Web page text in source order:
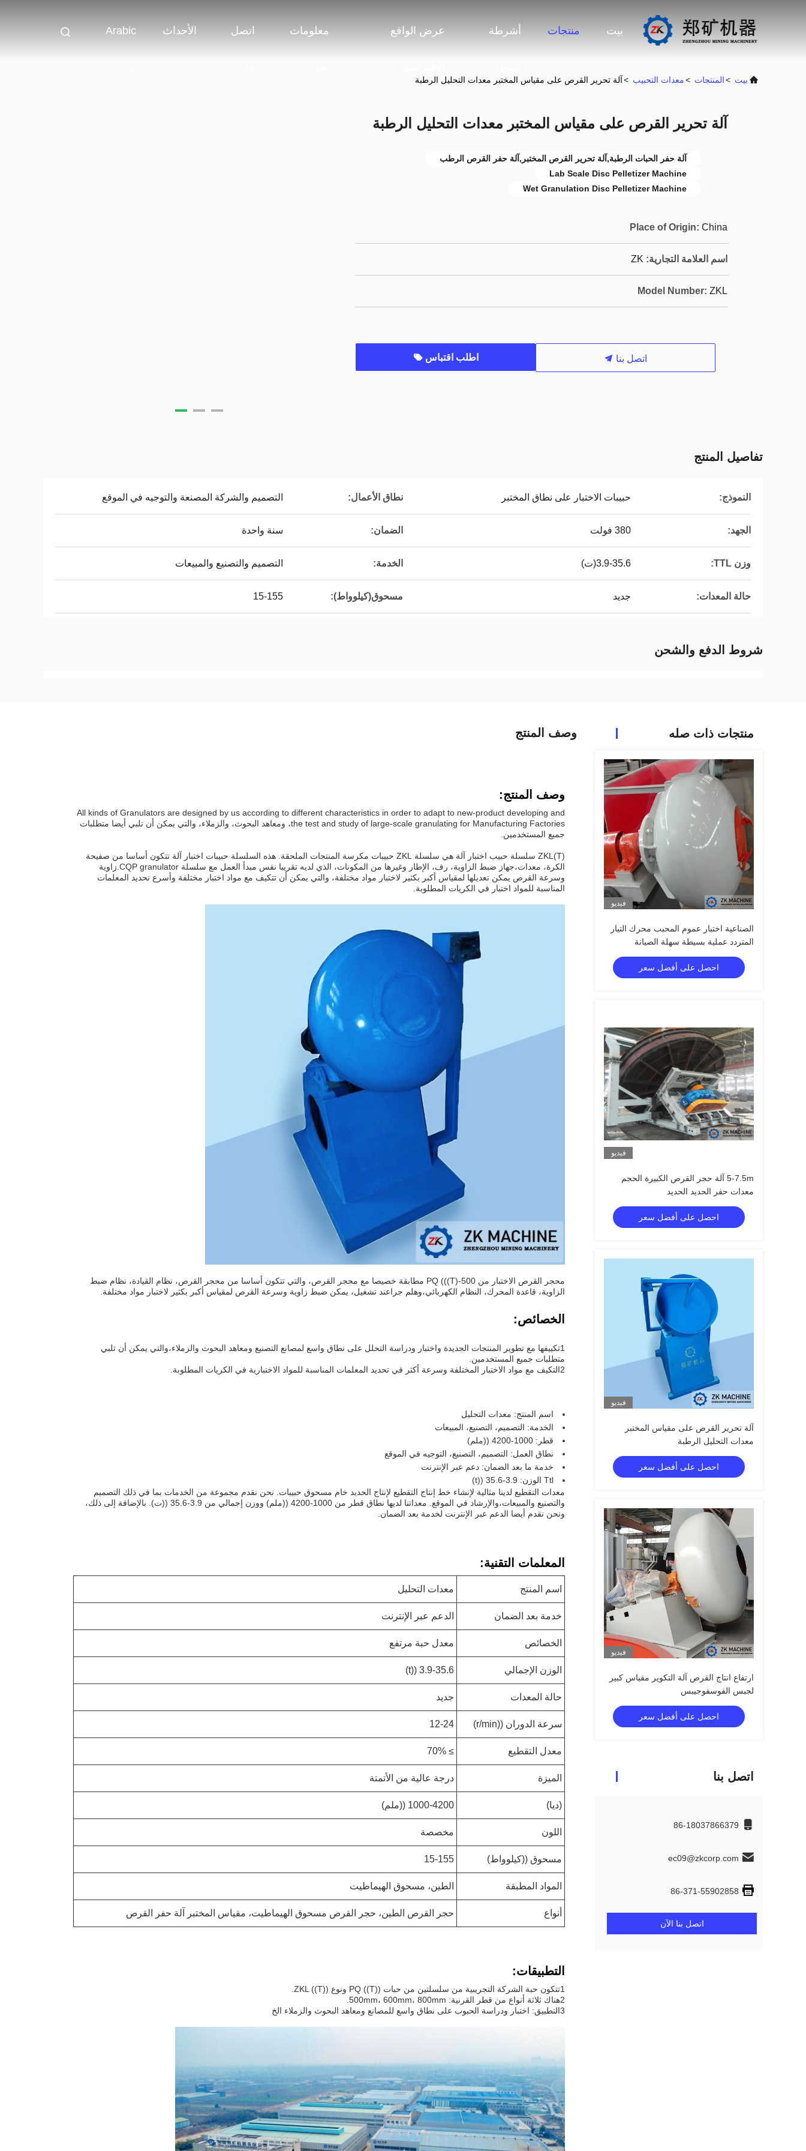
بيت منتجات أشرطة عرض الواقع معلومات اتصل الأحداث Arabic
بيت >المنتجات >معدات التحبيب >آلة تحرير القرص على مقياس المختبر معدات التحليل الرطبة
آلة تحرير القرص على مقياس المختبر معدات التحليل الرطبة
آلة حفر الحبات الرطبة,آلة تحرير القرص المختبر,آلة حفر القرص الرطب
Lab Scale Disc Pelletizer Machine
Wet Granulation Disc Pelletizer Machine
Place of Origin: China
اسم العلامة التجارية: ZK
Model Number: ZKL
اتصل بنا اطلب اقتباس
تفاصيل المنتج
النموذج: حبيبات الاختبار على نطاق المختبر نطاق الأعمال: التصميم والشركة المصنعة والتوجيه في الموقع
الجهد: 380 فولت الضمان: سنة واحدة
وزن TTL: 3.9-35.6(ت) الخدمة: التصميم والتصنيع والمبيعات
حالة المعدات: جديد مسحوق(كيلوواط): 15-155
شروط الدفع والشحن
منتجات ذات صله
فيديو
الصناعية اختبار عموم المحبب محرك التيار
المتردد عملية بسيطة سهلة الصيانة
احصل على أفضل سعر
فيديو
5-7.5m آلة حجر القرص الكبيرة الحجم
معدات حفر الحديد الحديد
احصل على أفضل سعر
فيديو
آلة تحرير القرص على مقياس المختبر
معدات التحليل الرطبة
احصل على أفضل سعر
فيديو
ارتفاع انتاج القرص آلة التكوير مقياس كبير
لجبس الفوسفوجيبس
احصل على أفضل سعر
اتصل بنا
86-18037866379
ec09@zkcorp.com
86-371-55902858
اتصل بنا الآن
وصف المنتج
وصف المنتج:
All kinds of Granulators are designed by us according to different characteristics in order to adapt to new-product developing and
the test and study of large-scale granulating for Manufacturing Factories، ومعاهد البحوث، والزملاء، والتي يمكن أن تلبي أيضا متطلبات
جميع المستخدمين.
ZKL(T) سلسلة حبيب اختبار آلة هي سلسلة ZKL حبيبات مكرسة المنتجات الملحقة. هذه السلسلة حبيبات اختبار آلة تتكون أساسا من صفيحة
الكرة، معدات،جهاز ضبط الزاوية، رف، الإطار وغيرها من المكونات، الذي لديه تقريبا نفس مبدأ العمل مع سلسلة CQP granulator.زاوية
وسرعة القرص يمكن تعديلها لمقياس أكبر بكثير لاختبار مواد مختلفة، والتي يمكن أن تتكيف مع مواد اختبار مختلفة وأسرع تحديد المعلمات
المناسبة للمواد اختبار في الكريات المطلوبة.
محجر القرص الاختبار من PQ (((T)-500 مطابقة خصيصا مع محجر القرص، والتي تتكون أساسا من محجر القرص، نظام القيادة، نظام ضبط
الزاوية، قاعدة المحرك، النظام الكهربائي،وهلم جراعند تشغيل، يمكن ضبط زاوية وسرعة القرص لمقياس أكبر بكثير لاختبار مواد مختلفة.
الخصائص:
1تكييفها مع تطوير المنتجات الجديدة واختبار ودراسة التحلل على نطاق واسع لمصانع التصنيع ومعاهد البحوث والزملاء،والتي يمكن أن تلبي
متطلبات جميع المستخدمين.
2التكيف مع مواد الاختبار المختلفة وسرعة أكثر في تحديد المعلمات المناسبة للمواد الاختبارية في الكريات المطلوبة.
اسم المنتج: معدات التحليل
الخدمة: التصميم، التصنيع، المبيعات
قطر: 1000-4200 ((ملم)
نطاق العمل: التصميم، التصنيع، التوجيه في الموقع
خدمة ما بعد الضمان: دعم عبر الإنترنت
Ttl الوزن: 3.9-35.6 ((t)
معدات التقطيع لدينا مثالية لإنشاء خط إنتاج التقطيع لإنتاج الحديد خام مسحوق حبيبات. نحن نقدم مجموعة من الخدمات بما في ذلك التصميم
والتصنيع والمبيعات،والإرشاد في الموقع. معداتنا لديها نطاق قطر من 1000-4200 ((ملم) ووزن إجمالي من 3.9-35.6 ((ت). بالإضافة إلى ذلك،
ونحن نقدم أيضا الدعم عبر الإنترنت لخدمة بعد الضمان.
المعلمات التقنية:
اسم المنتج معدات التحليل
خدمة بعد الضمان الدعم عبر الإنترنت
الخصائص معدل حبة مرتفع
الوزن الإجمالي 3.9-35.6 ((t)
حالة المعدات جديد
سرعة الدوران ((r/min) 12-24
معدل التقطيع ≥ 70%
الميزة درجة عالية من الأتمتة
(ديا) 1000-4200 ((ملم)
اللون مخصصة
مسحوق ((كيلوواط) 15-155
المواد المطبقة الطين، مسحوق الهيماطيت
أنواع حجر القرص الطين، حجر القرص مسحوق الهيماطيت، مقياس المختبر آلة حفر القرص
التطبيقات:
1تتكون حبة الشركة التجريبية من سلسلتين من حبات PQ ((T)) ونوع ZKL ((T)).
2هناك ثلاثة أنواع من قطر القرنية: 500mm، 600mm، 800mm.
3التطبيق: اختبار ودراسة الحبوب على نطاق واسع للمصانع ومعاهد البحوث والزملاء الخ